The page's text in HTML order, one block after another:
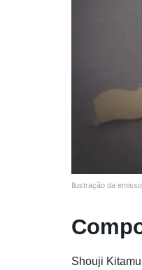
Ilustração da
Shouji